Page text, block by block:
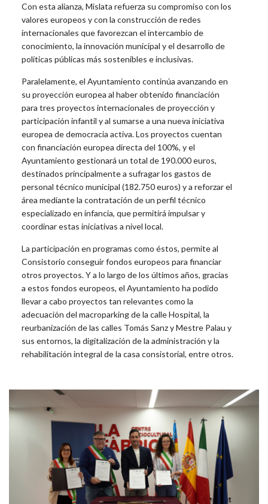
Con esta alianza, Mislata refuerza su compromiso con los
valores europeos y con la construcción de redes
internacionales que favorezcan el intercambio de
conocimiento, la innovación municipal y el desarrollo de
políticas públicas más sostenibles e inclusivas.
Paralelamente, el Ayuntamiento continúa avanzando en
su proyección europea al haber obtenido financiación
para tres proyectos internacionales de proyección y
participación infantil y al sumarse a una nueva iniciativa
europea de democracia activa. Los proyectos cuentan
con financiación europea directa del 100%, y el
Ayuntamiento gestionará un total de 190.000 euros,
destinados principalmente a sufragar los gastos de
personal técnico municipal (182.750 euros) y a reforzar el
área mediante la contratación de un perfil técnico
especializado en infancia, que permitirá impulsar y
coordinar estas iniciativas a nivel local.
La participación en programas como éstos, permite al
Consistorio conseguir fondos europeos para financiar
otros proyectos. Y a lo largo de los últimos años, gracias
a estos fondos europeos, el Ayuntamiento ha podido
llevar a cabo proyectos tan relevantes como la
adecuación del macroparking de la calle Hospital, la
reurbanización de las calles Tomás Sanz y Mestre Palau y
sus entornos, la digitalización de la administración y la
rehabilitación integral de la casa consistorial, entre otros.